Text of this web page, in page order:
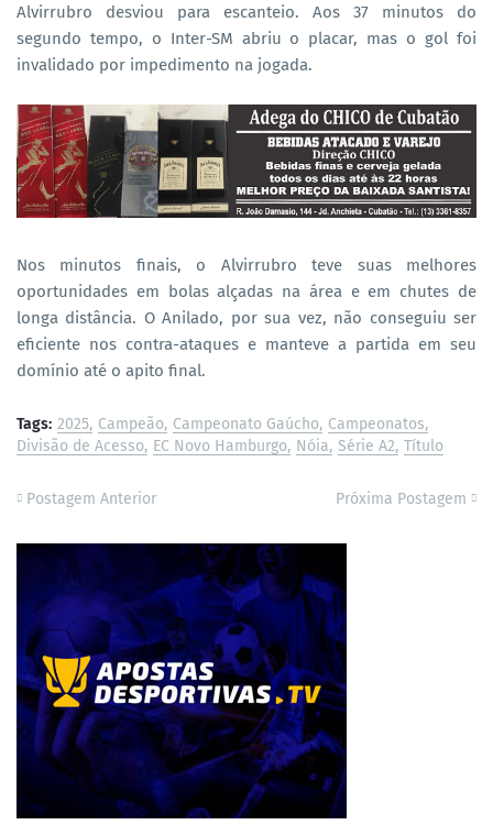
Alvirrubro desviou para escanteio. Aos 37 minutos do
segundo tempo, o Inter-SM abriu o placar, mas o gol foi
invalidado por impedimento na jogada.
Nos minutos finais, o Alvirrubro teve suas melhores
oportunidades em bolas alçadas na área e em chutes de
longa distância. O Anilado, por sua vez, não conseguiu ser
eficiente nos contra-ataques e manteve a partida em seu
domínio até o apito final.
Tags: 2025 Campeão Campeonato Gaúcho Campeonatos
Divisão de Acesso EC Novo Hamburgo Nóia Série A2 Título
Postagem Anterior Próxima Postagem